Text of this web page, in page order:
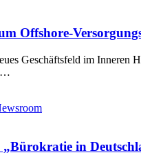
Offshore-
Geschäftsfeld im
…
in